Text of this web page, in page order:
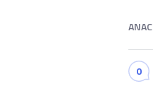
ANAC
0